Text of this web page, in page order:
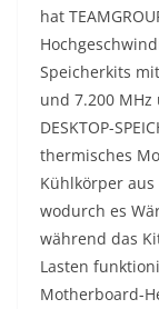
hat
Speicherkits
und 7.200 MHz
DESKTOP-
thermisches
Kühlkörper
wodurch es
während das
Lasten
Motherboard-